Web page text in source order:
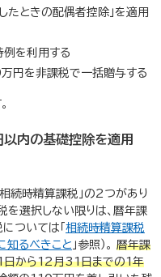
たときの配偶者控除」を適用
を利用する
円を非課税で一括贈与する
以内の基礎控除を適用
続時精算課税」の2 つがあり
を選択しない限りは、暦年課
ついては「 相続時精算課税
知るべきこと 」参照）。 暦年課
日から12月31日までの1年